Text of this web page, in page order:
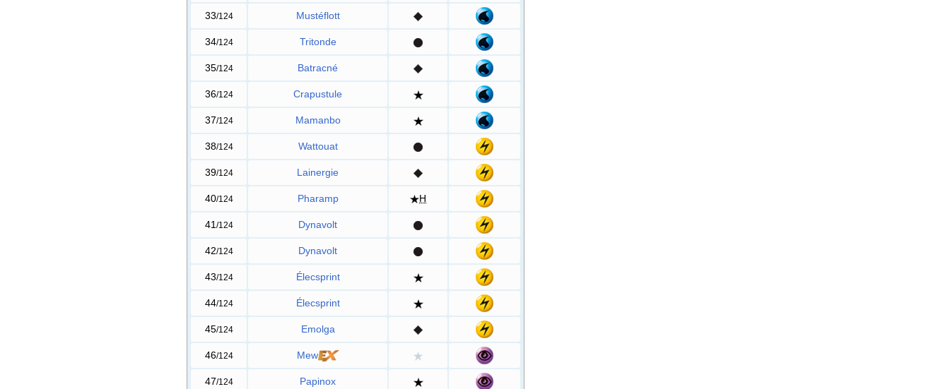
33/124 Mustéflott
34/124 Tritonde
35/124 Batracné
36/124 Crapustule
37/124 Mamanbo
38/124 Wattouat
39/124 Lainergie
40/124 Pharamp H
41 /124 Dynavolt
42/124 Dynavolt
43/124 Élecsprint
44/124 Élecsprint
45/124 Emolga
46/124 Mew
47/124 Papinox